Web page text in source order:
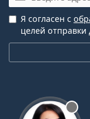
Я согласен с
целей